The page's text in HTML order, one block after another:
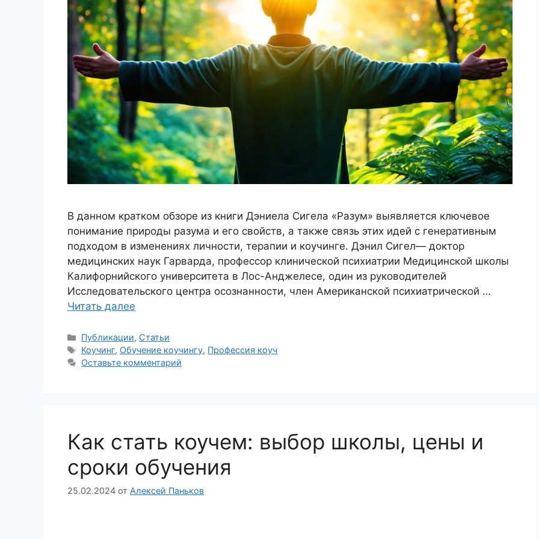
В данном кратком обзоре из книги Дэниела Сигела «Разум» выявляется ключевое
понимание природы разума и его свойств, а также связь этих идей с генеративным
подходом в изменениях личности, терапии и коучинге. Дэнил Сигел— доктор
медицинских наук Гарварда, профессор клинической психиатрии Медицинской школы
Калифорнийского университета в Лос-Анджелесе, один из руководителей
Исследовательского центра осознанности, член Американской психиатрической …
Читать далее
Рубрики
Публикации, Статьи
Метки
Коучинг, Обучение коучингу, Профессия коуч
Оставьте комментарий
Как стать коучем: выбор школы, цены и
сроки обучения
25.02.2024 от Алексей Паньков